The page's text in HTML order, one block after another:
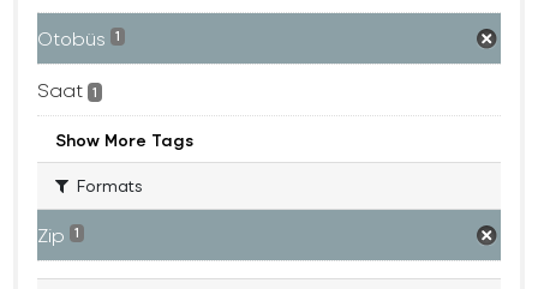
Otobüs 1
Saat 1
Show More Tags
Formats
Zip 1